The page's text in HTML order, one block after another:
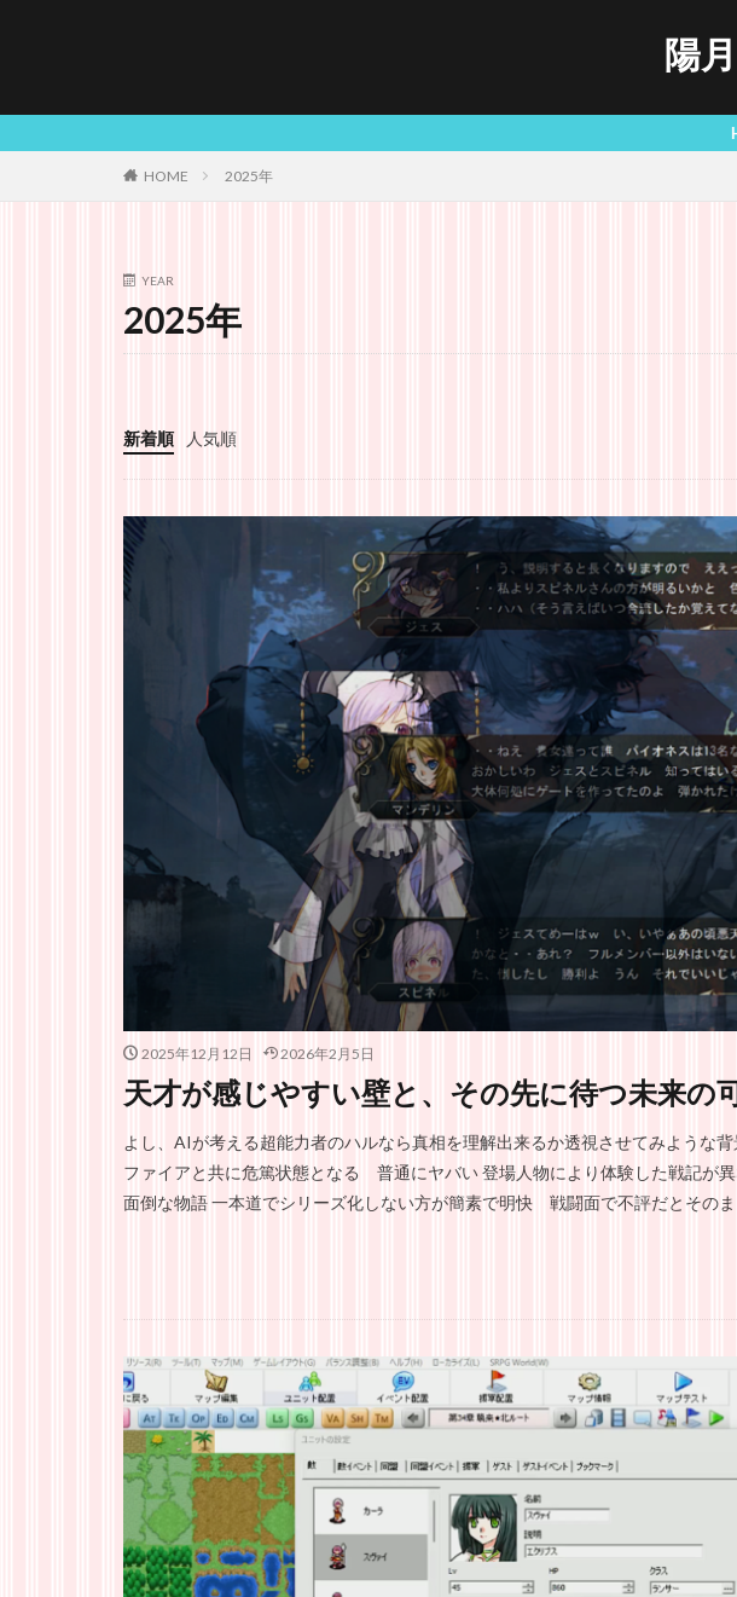
陽
HPを新設しまし
HOME 2025年
YEAR
2025年
新着順 人気順
2025年12月12日 2026年2月5日
天才が感じやすい壁と、その先に待つ未来の
よし、AIが考える超能力者のハルなら真相を理解出来るか透視させてみような
ファイアと共に危篤状態となる 普通にヤバい 登場人物により体験した戦記が異
面倒な物語 一本道でシリーズ化しない方が簡素で明快 戦闘面で不評だとその